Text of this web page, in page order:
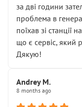
чіткого пояснення
( ну все зняли та
Окремий момент,
мені заявили, що
міняти разом із
Для людини, яка
це звучить як
спроба продати
за дві години
проблема в
поїхав зі станції
що є сервіс, який
Дякую!
Andrey M.
8 months ago